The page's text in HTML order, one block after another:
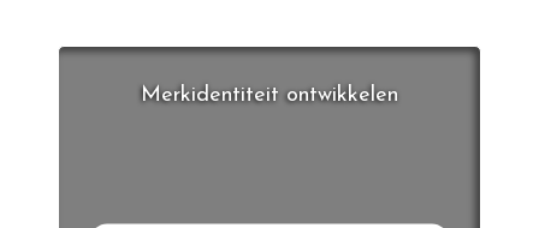
Merkidentiteit ontwikkelen